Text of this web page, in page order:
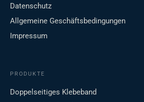
Datenschutz
Allgemeine Geschäftsbedingungen
Impressum
PRODUKTE
Doppelseitiges Klebeband